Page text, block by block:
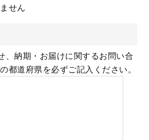
せん
、納期・お届けに関するお問い合
都道府県を必ずご記入ください。